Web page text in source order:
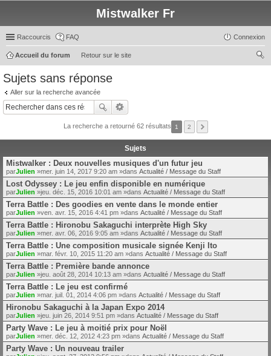
Mistwalker Fr
Raccourcis FAQ Connexion
Retour sur le site
Accueil du forum
Sujets sans réponse
Aller sur la recherche avancée
La recherche a retourné 62 résultats 1 2
Sujets
Mistwalker : Deux nouvelles musiques d'un futur jeu
parJulien »mer. juin 14, 2017 9:20 am »dans Actualité / Message du Staff
Lost Odyssey : Le jeu enfin disponible en numérique
parJulien »jeu. déc. 15, 2016 10:01 am »dans Actualité / Message du Staff
Terra Battle : Des goodies en vente dans le monde entier
parJulien »ven. avr. 15, 2016 4:41 pm »dans Actualité / Message du Staff
Terra Battle : Hironobu Sakaguchi interprète High Sky
parJulien »mer. avr. 06, 2016 9:05 am »dans Actualité / Message du Staff
Terra Battle : Une composition musicale signée Kenji Ito
parJulien »mar. févr. 10, 2015 11:20 am »dans Actualité / Message du Staff
Terra Battle : Première bande annonce
parJulien »jeu. août 28, 2014 10:13 am »dans Actualité / Message du Staff
Terra Battle : Le jeu est confirmé
parJulien »mar. juil. 01, 2014 4:06 pm »dans Actualité / Message du Staff
Hironobu Sakaguchi à la Japan Expo 2014
parJulien »jeu. juin 26, 2014 9:51 pm »dans Actualité / Message du Staff
Party Wave : Le jeu à moitié prix pour Noël
parJulien »mer. déc. 12, 2012 4:23 pm »dans Actualité / Message du Staff
Party Wave : Un nouveau trailer